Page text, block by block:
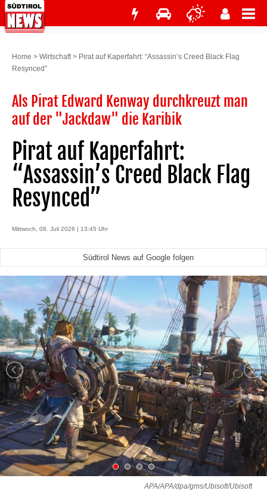
Home > Wirtschaft> Pirat auf Kaperfahrt: “Assassin’s Creed Black Flag
Resynced”
Als Pirat Edward Kenway durchkreuzt man
auf der "Jackdaw" die Karibik
Pirat auf Kaperfahrt:
“Assassin’s Creed Black Flag
Resynced”
Mittwoch, 08. Juli 2026 | 13:45 Uhr
Südtirol News auf Google folgen
APA/APA/dpa/gms/Ubisoft/Ubisoft